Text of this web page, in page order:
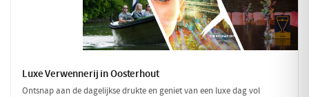
Luxe Verwennerij in Oosterhout
Ontsnap aan de dagelijkse drukte en geniet van een luxe dag vol